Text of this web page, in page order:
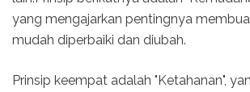
yang mengajarkan pentingnya
mudah diperbaiki dan diubah.
Prinsip keempat adalah "Ketahanan",